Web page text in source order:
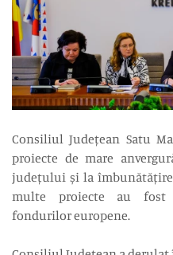
Consiliul Județean Satu
proiecte de mare
județului și la
multe proiecte au fost
fondurilor europene.